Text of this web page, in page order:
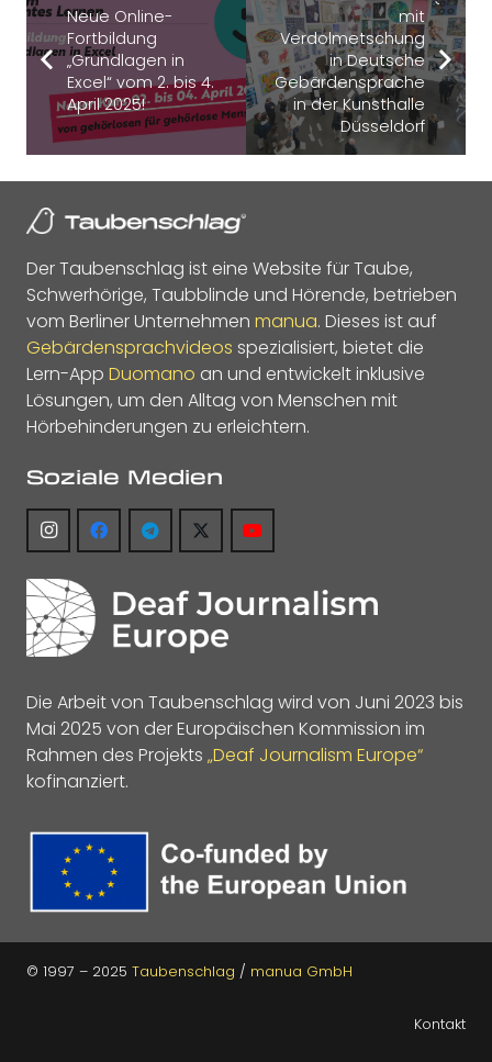
Neue Online-
Fortbildung
„Grundlagen in
Excel“ vom 2. bis 4.
April 2025!
mit
Verdolmetschung
in Deutsche
Gebärdensprache
in der Kunsthalle
Düsseldorf
Der Taubenschlag ist eine Website für Taube,
Schwerhörige, Taubblinde und Hörende, betrieben
vom Berliner Unternehmen manua. Dieses ist auf
Gebärdensprachvideos spezialisiert, bietet die
Lern-App Duomano an und entwickelt inklusive
Lösungen, um den Alltag von Menschen mit
Hörbehinderungen zu erleichtern.
Soziale Medien
Die Arbeit von Taubenschlag wird von Juni 2023 bis
Mai 2025 von der Europäischen Kommission im
Rahmen des Projekts „Deaf Journalism Europe“
kofinanziert.
© 1997 – 2025 Taubenschlag / manua GmbH
Kontakt